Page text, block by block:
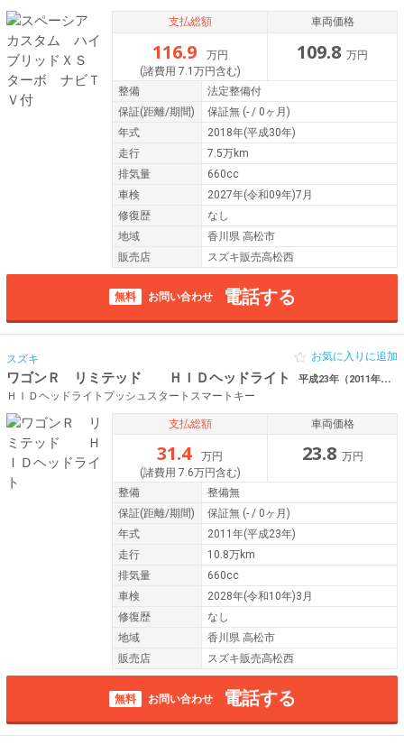
支払総額
116.9
万円
(諸費用 7.1万円含む)
車両価格
109.8 万円
整備
法定整備付
保証(距離/期間) 保証無 (- / 0ヶ月)
年式
2018年(平成30年)
走行
7.5万km
排気量
660cc
車検
2027年(令和09年)7月
修復歴
なし
地域
香川県 高松市
販売店
スズキ販売高松西
無料 お問い合わせ 電話する
スズキ
ワゴンＲ リミテッド ＨＩＤヘッドライト 平成23年（2011年） 10.8万km 香川県高松市
ＨＩＤヘッドライトプッシュスタートスマートキー
お気に入りに追加
支払総額
31.4
万円
(諸費用 7.6万円含む)
車両価格
23.8 万円
整備
整備無
保証(距離/期間) 保証無 (- / 0ヶ月)
年式
2011年(平成23年)
走行
10.8万km
排気量
660cc
車検
2028年(令和10年)3月
修復歴
なし
地域
香川県 高松市
販売店
スズキ販売高松西
無料 お問い合わせ 電話する